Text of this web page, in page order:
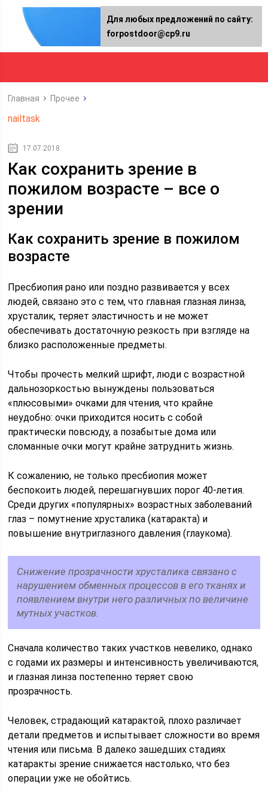
Главная Прочее
nailtask
17.07.2018
Как сохранить зрение в
пожилом возрасте – все о
зрении
Как сохранить зрение в пожилом
возрасте
Пресбиопия рано или поздно развивается у всех
людей, связано это с тем, что главная глазная линза,
хрусталик, теряет эластичность и не может
обеспечивать достаточную резкость при взгляде на
близко расположенные предметы.
Чтобы прочесть мелкий шрифт, люди с возрастной
дальнозоркостью вынуждены пользоваться
«плюсовыми» очками для чтения, что крайне
неудобно: очки приходится носить с собой
практически повсюду, а позабытые дома или
сломанные очки могут крайне затруднить жизнь.
К сожалению, не только пресбиопия может
беспокоить людей, перешагнувших порог 40-летия.
Среди других «популярных» возрастных заболеваний
глаз – помутнение хрусталика (катаракта) и
повышение внутриглазного давления (глаукома).
Снижение прозрачности хрусталика связано с
нарушением обменных процессов в его тканях и
появлением внутри него различных по величине
мутных участков.
Сначала количество таких участков невелико, однако
с годами их размеры и интенсивность увеличиваются,
и глазная линза постепенно теряет свою
прозрачность.
Человек, страдающий катарактой, плохо различает
детали предметов и испытывает сложности во время
чтения или письма. В далеко зашедших стадиях
катаракты зрение снижается настолько, что без
операции уже не обойтись.
Для любых предложений по сайту:
forpostdoor@cp9.ru